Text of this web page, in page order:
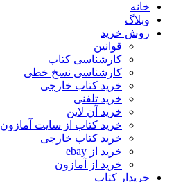
خانه
وبلاگ
روش خرید
قوانین
کارشناسی کتاب
کارشناسی نسخ خطی
خرید کتاب خارجی
خرید تلفنی
خرید آن لاین
خرید کتاب از سایت آمازون
خرید کتاب خارجی
خرید از ebay
خرید از آمازون
خریدار کتاب